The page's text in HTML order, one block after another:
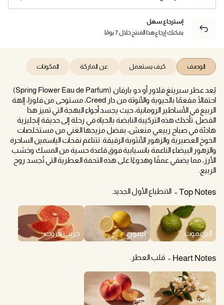
إسترجاع سهل
يمكنك إرجاع هذا المنتج خلال 7 يومًا.
الوصف كيف يستعمل عن الماركة المكونات
يُعد عطر سبرينغ فلاور أو دو بارفان (Spring Flower Eau de Parfum)
احتفالًا مفعمًا بالحيوية والأنوثة من دار Creed، مستوحى من فلورا، إلهة
الربيع في الأساطير الرومانية، حيث يجسد أجواء البهجة التي تميز هذا
الفصل. تأخذك هذه التركيبة النابضة بالحياة في رحلة إلى حديقة إنجليزية
هادئة في صباح ربيعي منعش، بفضل مزيجها الغني من مستخلصات
الخوخ العصيرية والزهور الأنثوية الرقيقة. تتناغم نفحات الياسمين الساحرة
والزهور البيضاء الناعمة بانسيابية فوق قاعدة حسية من المسك وخشب
الأرز، مما يضفي عمقًا وهدوءًا على هذه التحفة العطرية التي تُجسد روح
الربيع.
Top Notes الانطباع الأول الجديد.
البرغموت ليمون جريب فروت
Heart Notes قلب العطر.
ياسمين خوخ